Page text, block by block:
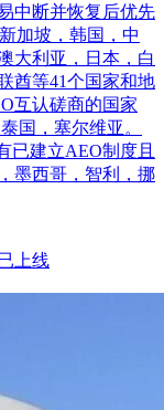
中断并恢复后优先
加坡，韩国，中
大利亚，日本，白
酋等41个国家和地
互认磋商的国家
国，塞尔维亚。
已建立AEO制度且
墨西哥，智利，挪
上线